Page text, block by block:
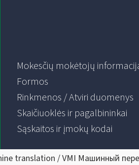
Mokesčių mokėtojų
Formos
Rinkmenos / Atviri duomenys
Skaičiuoklės ir pagalbininkai
Sąskaitos ir įmokų kodai
translation / VMI Машинный